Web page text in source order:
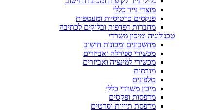
מוצרי נייר כללי
פנקסים כרטיסיות ומעטפות
מחברות דפדפות ובלוקים לכתיבה
טכנולוגיה ומיכון משרדי
מחשבונים ומכונות חישוב
מכשירי ספירלה ואביזרים
מכשירי למינציה ואביזרים
מגרסות
טלפונים
מיכון משרדי כללי
מדפסות ופקסים
מדפסת תוויות וסרטים